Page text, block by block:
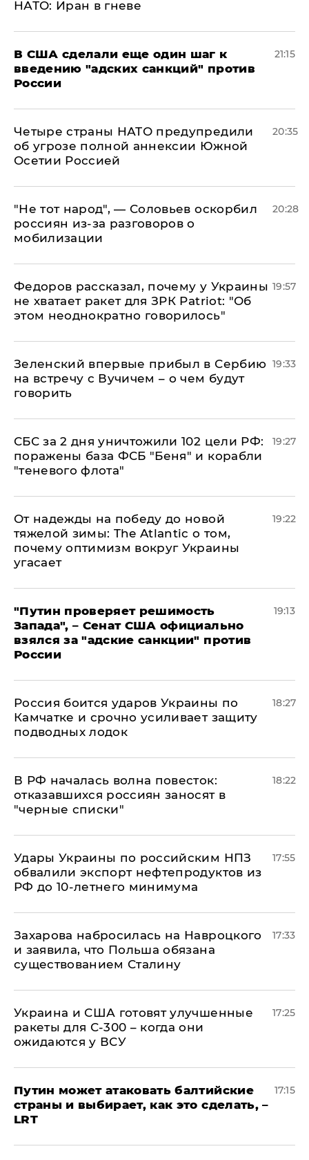
НАТО: Иран в гневе
В США сделали еще один шаг к
введению "адских санкций" против
России
21:15
Четыре страны НАТО предупредили
об угрозе полной аннексии Южной
Осетии Россией
20:35
​"Не тот народ", — Соловьев оскорбил
россиян из-за разговоров о
мобилизации
20:28
Федоров рассказал, почему у Украины
не хватает ракет для ЗРК Patriot: "Об
этом неоднократно говорилось"
19:57
Зеленский впервые прибыл в Сербию
на встречу с Вучичем – о чем будут
говорить
19:33
СБС за 2 дня уничтожили 102 цели РФ:
поражены база ФСБ "Беня" и корабли
"теневого флота"
19:27
От надежды на победу до новой
тяжелой зимы: The Atlantic о том,
почему оптимизм вокруг Украины
угасает
19:22
"Путин проверяет решимость
Запада", – Сенат США официально
взялся за "адские санкции" против
России
19:13
Россия боится ударов Украины по
Камчатке и срочно усиливает защиту
подводных лодок
18:27
​В РФ началась волна повесток:
отказавшихся россиян заносят в
"черные списки"
18:22
Удары Украины по российским НПЗ
обвалили экспорт нефтепродуктов из
РФ до 10-летнего минимума
17:55
​Захарова набросилась на Навроцкого
и заявила, что Польша обязана
существованием Сталину
17:33
Украина и США готовят улучшенные
ракеты для С-300 – когда они
ожидаются у ВСУ
17:25
Путин может атаковать балтийские
страны и выбирает, как это сделать, –
LRT
17:15